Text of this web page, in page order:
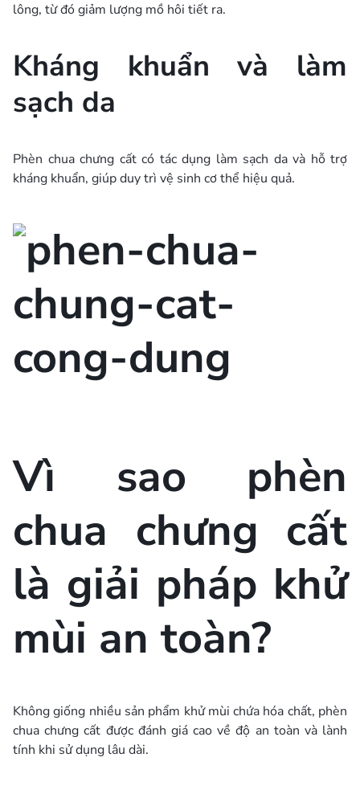
lông, từ đó giảm lượng mồ hôi tiết ra.
Kháng khuẩn và làm
sạch da
Phèn chua chưng cất có tác dụng làm sạch da và hỗ trợ
kháng khuẩn, giúp duy trì vệ sinh cơ thể hiệu quả.
Vì sao phèn
chua chưng cất
là giải pháp khử
mùi an toàn?
Không giống nhiều sản phẩm khử mùi chứa hóa chất, phèn
chua chưng cất được đánh giá cao về độ an toàn và lành
tính khi sử dụng lâu dài.